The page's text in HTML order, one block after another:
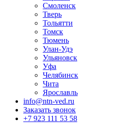
Смоленск
Тверь
Тольятти
Томск
Тюмень
Улан-Удэ
Ульяновск
Уфа
Челябинск
Чита
Ярославль
info@ntn-ved.ru
Заказать звонок
+7 923 111 53 58